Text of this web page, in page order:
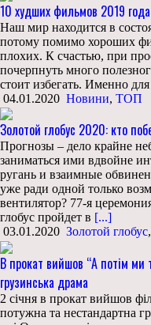
10 худших фильмов 2019 года
Наш мир находится в
потому помимо хороших
плохих. К счастью, при
почерпнуть много
стоит избегать. Именно
04.01.2020 Новини, ТОП
Золотой глобус 2020: кто
Прогнозы – дело крайне
заниматься ими вдвойне
ругань и взаимные
уже ради одной только
вентилятор? 77-я
глобус пройдет в [...]
03.01.2020 Золотой глобус,
В прокат вийшов “А потім ми
грузинська драма
2 січня в прокат вийшов
потужна та нестандартна